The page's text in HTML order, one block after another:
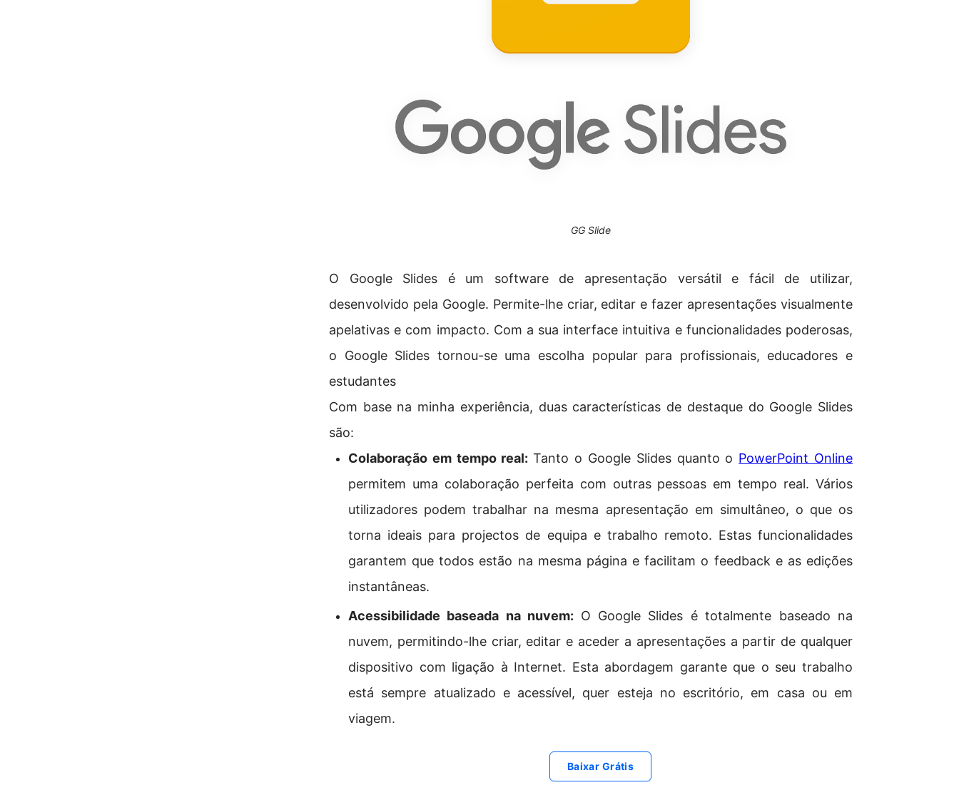
GG Slide
O Google Slides é um software de apresentação versátil e fácil de utilizar,
desenvolvido pela Google. Permite-lhe criar, editar e fazer apresentações visualmente
apelativas e com impacto. Com a sua interface intuitiva e funcionalidades poderosas,
o Google Slides tornou-se uma escolha popular para profissionais, educadores e
estudantes
Com base na minha experiência, duas características de destaque do Google Slides
são:
Colaboração em tempo real:Tanto o Google Slides quanto o PowerPoint Online
permitem uma colaboração perfeita com outras pessoas em tempo real. Vários
utilizadores podem trabalhar na mesma apresentação em simultâneo, o que os
torna ideais para projectos de equipa e trabalho remoto. Estas funcionalidades
garantem que todos estão na mesma página e facilitam o feedback e as edições
instantâneas.
Acessibilidade baseada na nuvem: O Google Slides é totalmente baseado na
nuvem, permitindo-lhe criar, editar e aceder a apresentações a partir de qualquer
dispositivo com ligação à Internet. Esta abordagem garante que o seu trabalho
está sempre atualizado e acessível, quer esteja no escritório, em casa ou em
viagem.
Baixar Grátis